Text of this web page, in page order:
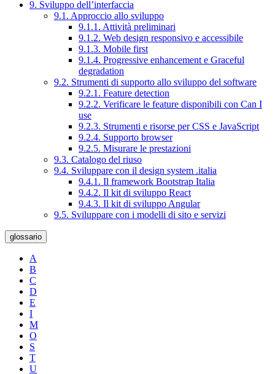
9. Sviluppo dell’interfaccia
9.1. Approccio allo sviluppo
9.1.1. Attività preliminari
9.1.2. Web design responsivo e accessibile
9.1.3. Mobile first
9.1.4. Progressive enhancement e Graceful
degradation
9.2. Strumenti di supporto allo sviluppo del software
9.2.1. Feature detection
9.2.2. Verificare le feature disponibili con Can I
use
9.2.3. Strumenti e risorse per CSS e JavaScript
9.2.4. Supporto browser
9.2.5. Misurare le prestazioni
9.3. Catalogo del riuso
9.4. Sviluppare con il design system .italia
9.4.1. Il framework Bootstrap Italia
9.4.2. Il kit di sviluppo React
9.4.3. Il kit di sviluppo Angular
9.5. Sviluppare con i modelli di sito e servizi
glossario
A
B
C
D
E
I
M
O
S
T
U